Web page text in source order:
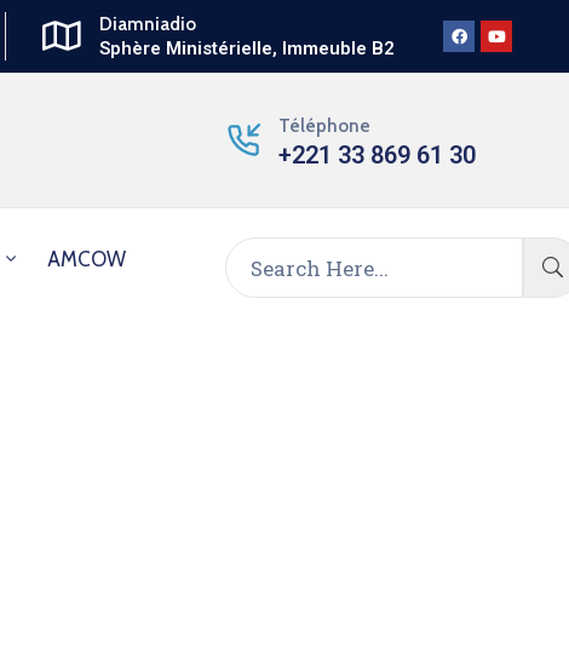
Diamniadio
Sphère Ministérielle, Immeuble B2
Téléphone
+221 33 869 61 30
AMCOW